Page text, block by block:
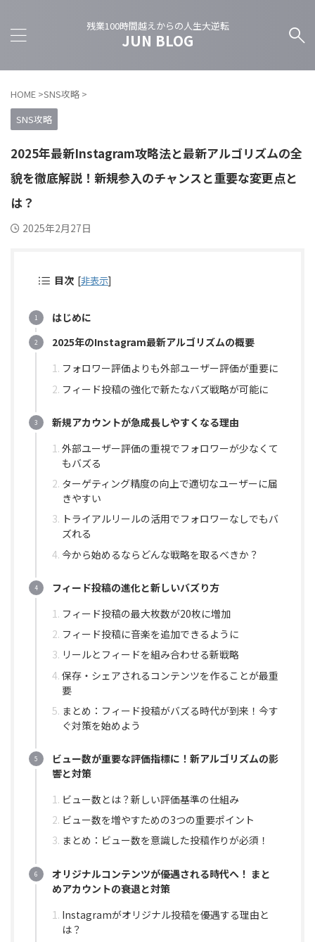
残業100時間越えからの人生大逆転
JUN BLOG
HOME >SNS攻略 >
SNS攻略
2025年最新Instagram攻略法と最新アルゴリズムの全
貌を徹底解説！新規参入のチャンスと重要な変更点と
は？
2025年2月27日
目次 [非表示]
はじめに
2025年のInstagram最新アルゴリズムの概要
フォロワー評価よりも外部ユーザー評価が重要に
フィード投稿の強化で新たなバズ戦略が可能に
新規アカウントが急成長しやすくなる理由
外部ユーザー評価の重視でフォロワーが少なくて
もバズる
ターゲティング精度の向上で適切なユーザーに届
きやすい
トライアルリールの活用でフォロワーなしでもバ
ズれる
今から始めるならどんな戦略を取るべきか？
フィード投稿の進化と新しいバズり方
フィード投稿の最大枚数が20枚に増加
フィード投稿に音楽を追加できるように
リールとフィードを組み合わせる新戦略
保存・シェアされるコンテンツを作ることが最重
要
まとめ：フィード投稿がバズる時代が到来！今す
ぐ対策を始めよう
ビュー数が重要な評価指標に！新アルゴリズムの影
響と対策
ビュー数とは？新しい評価基準の仕組み
ビュー数を増やすための3つの重要ポイント
まとめ：ビュー数を意識した投稿作りが必須！
オリジナルコンテンツが優遇される時代へ！ まと
めアカウントの衰退と対策
Instagramがオリジナル投稿を優遇する理由と
は？